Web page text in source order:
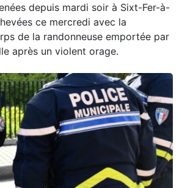
depuis mardi soir à Sixt-Fer-à-
ce mercredi avec la
de la randonneuse emportée par
après un violent orage.